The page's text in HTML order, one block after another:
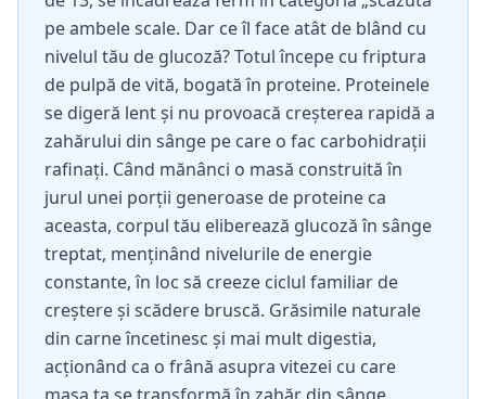
pe ambele scale. Dar ce îl face atât de blând cu
nivelul tău de glucoză? Totul începe cu friptura
de pulpă de vită, bogată în proteine. Proteinele
se digeră lent și nu provoacă creșterea rapidă a
zahărului din sânge pe care o fac carbohidrații
rafinați. Când mănânci o masă construită în
jurul unei porții generoase de proteine ca
aceasta, corpul tău eliberează glucoză în sânge
treptat, menținând nivelurile de energie
constante, în loc să creeze ciclul familiar de
creștere și scădere bruscă. Grăsimile naturale
din carne încetinesc și mai mult digestia,
acționând ca o frână asupra vitezei cu care